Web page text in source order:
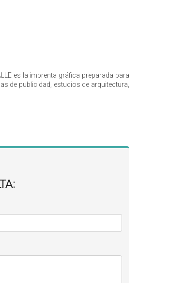
es la imprenta gráfica preparada para
de publicidad, estudios de arquitectura,